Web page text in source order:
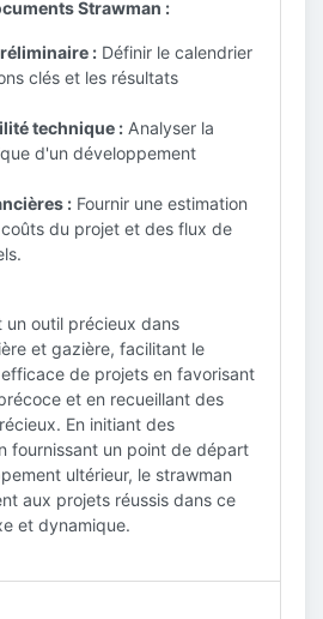
Strawman :
: Définir le calendrier
clés et les résultats
technique : Analyser la
d'un développement
: Fournir une estimation
du projet et des flux de
un outil précieux dans
et gazière, facilitant le
de projets en favorisant
et en recueillant des
En initiant des
fournissant un point de départ
ultérieur, le strawman
aux projets réussis dans ce
et dynamique.